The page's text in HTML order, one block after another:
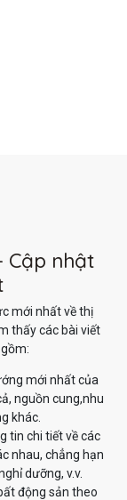
Cập nhật
mới nhất về thị
thấy các bài viết
mới nhất của
nguồn cung,nhu
khác.
tin chi tiết về các
nhau, chẳng hạn
dưỡng, v.v.
động sản theo